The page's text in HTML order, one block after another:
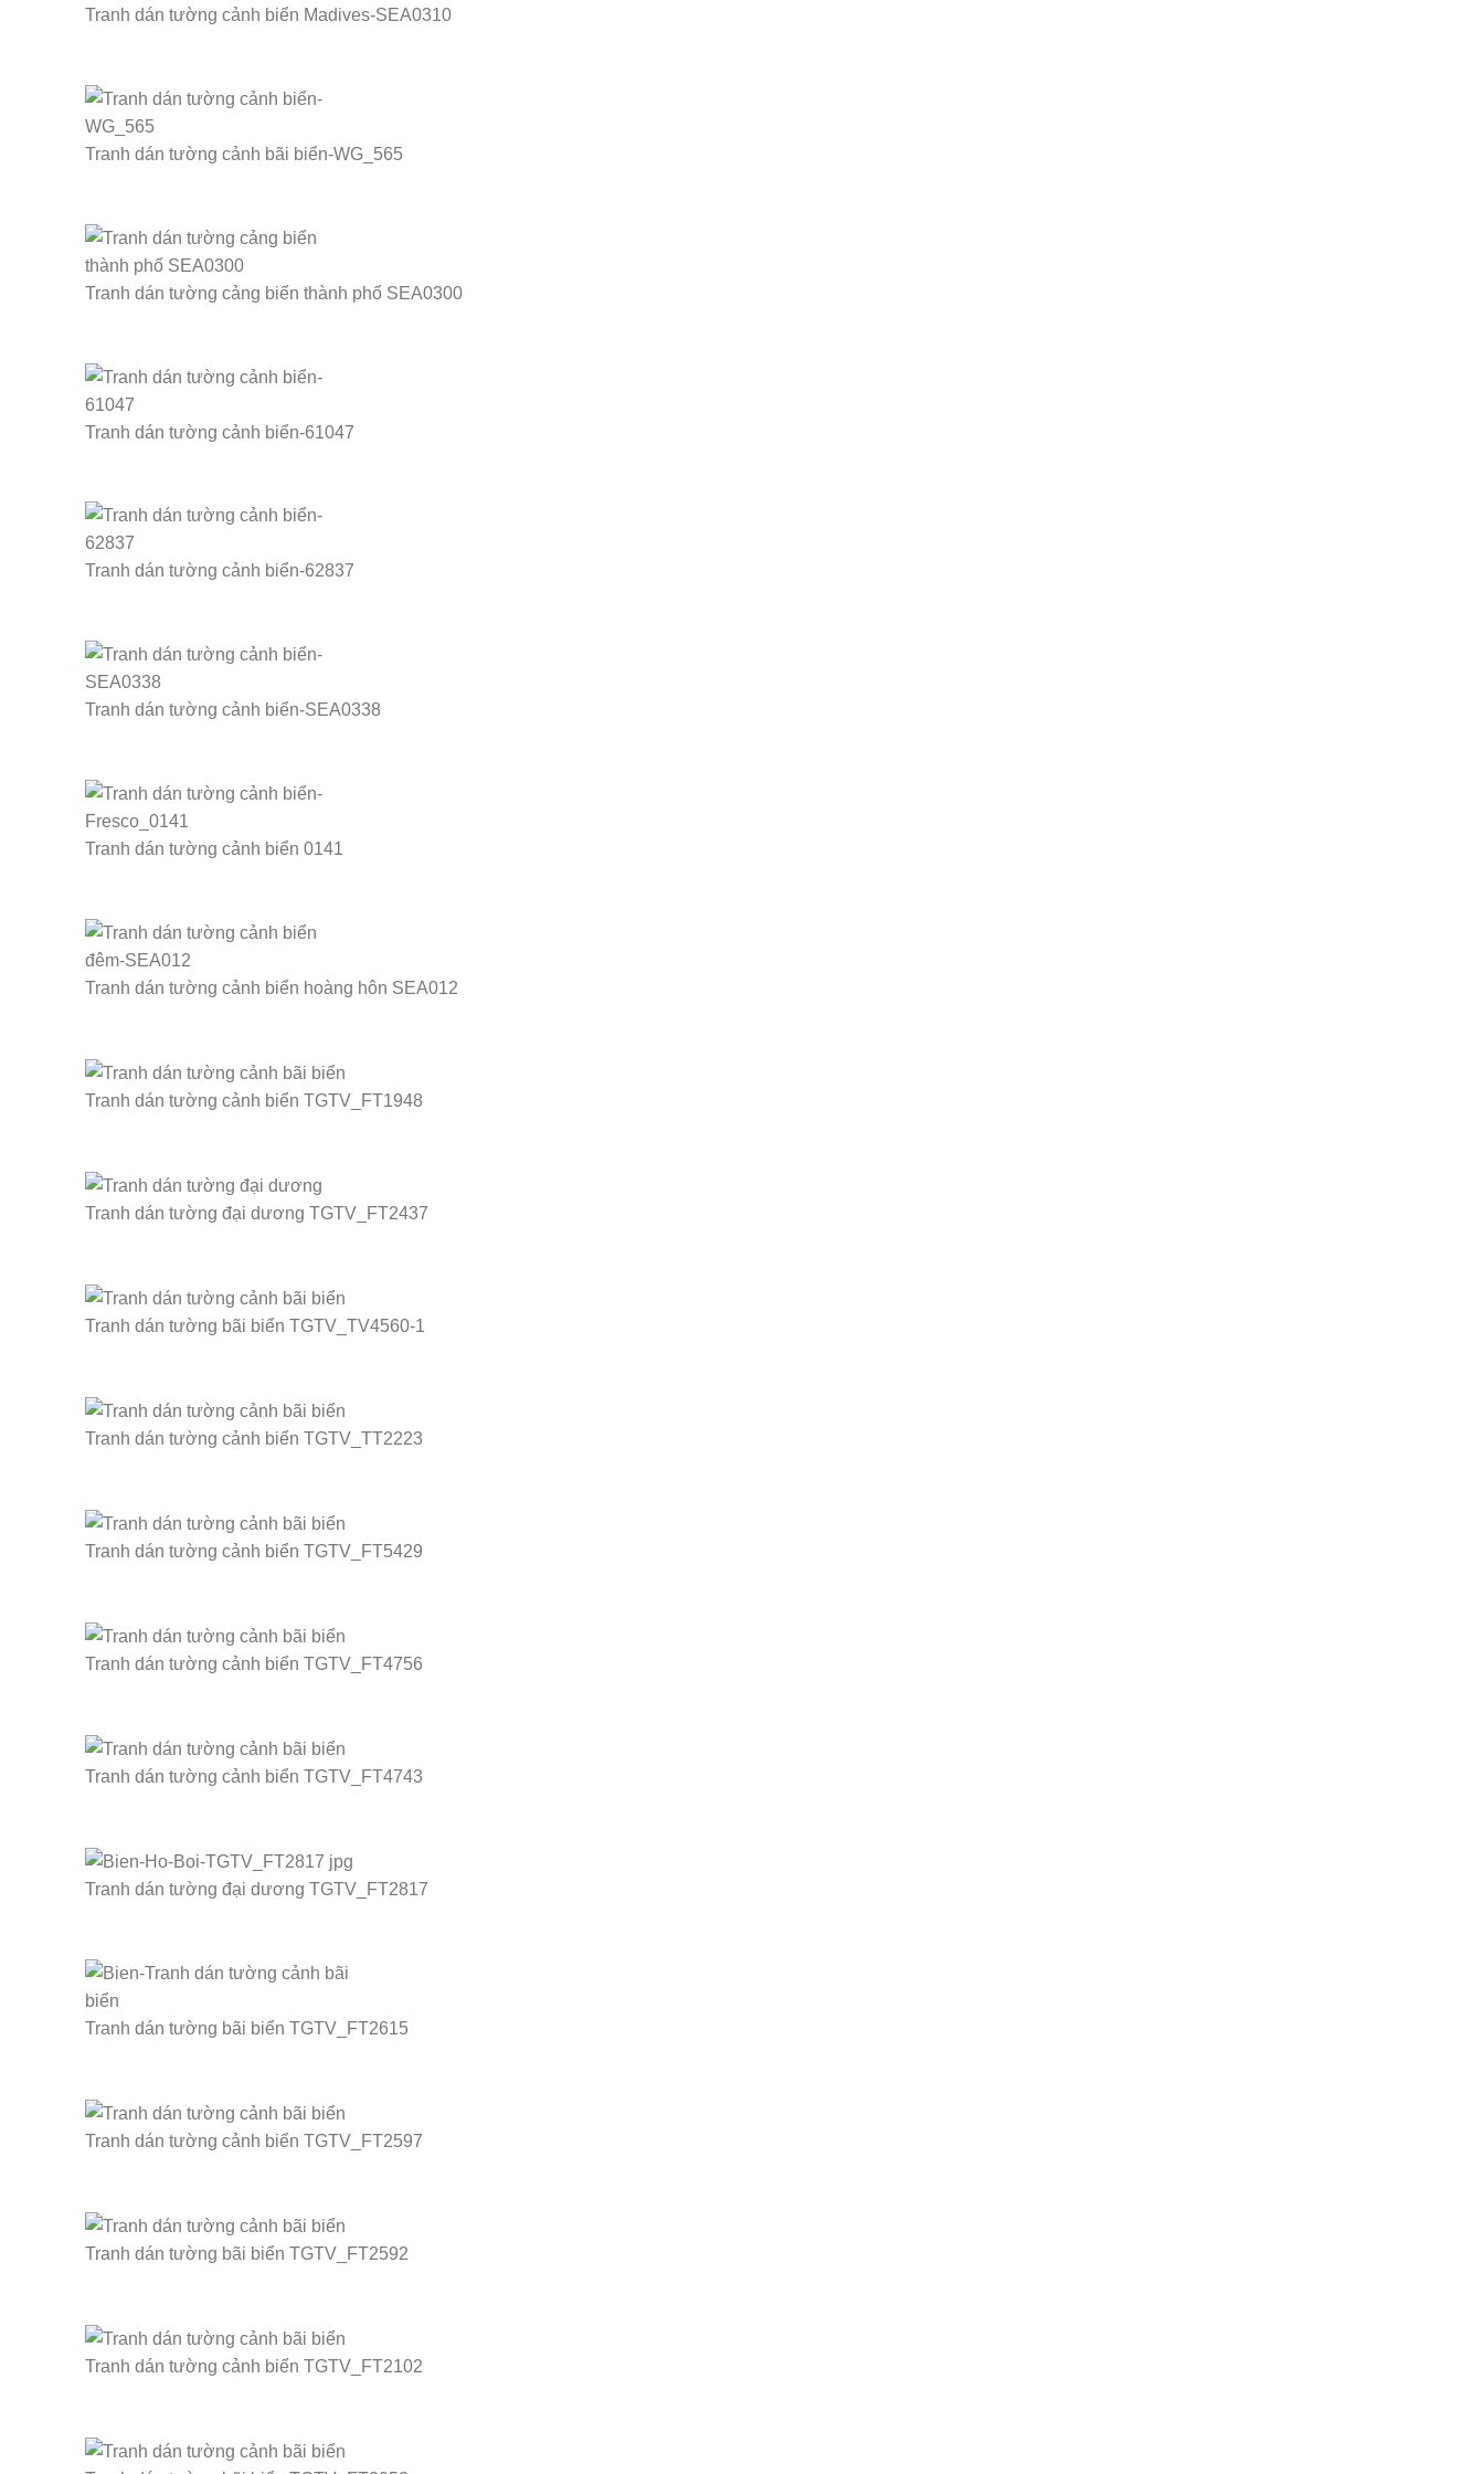
Tranh dán tường cảnh biển Madives-SEA0310
Tranh dán tường cảnh bãi biển-WG_565
Tranh dán tường cảng biển thành phố SEA0300
Tranh dán tường cảnh biển-61047
Tranh dán tường cảnh biển-62837
Tranh dán tường cảnh biển-SEA0338
Tranh dán tường cảnh biển 0141
Tranh dán tường cảnh biển hoàng hôn SEA012
Tranh dán tường cảnh biển TGTV_FT1948
Tranh dán tường đại dương TGTV_FT2437
Tranh dán tường bãi biển TGTV_TV4560-1
Tranh dán tường cảnh biển TGTV_TT2223
Tranh dán tường cảnh biển TGTV_FT5429
Tranh dán tường cảnh biển TGTV_FT4756
Tranh dán tường cảnh biển TGTV_FT4743
Tranh dán tường đại dương TGTV_FT2817
Tranh dán tường bãi biển TGTV_FT2615
Tranh dán tường cảnh biển TGTV_FT2597
Tranh dán tường bãi biển TGTV_FT2592
Tranh dán tường cảnh biển TGTV_FT2102